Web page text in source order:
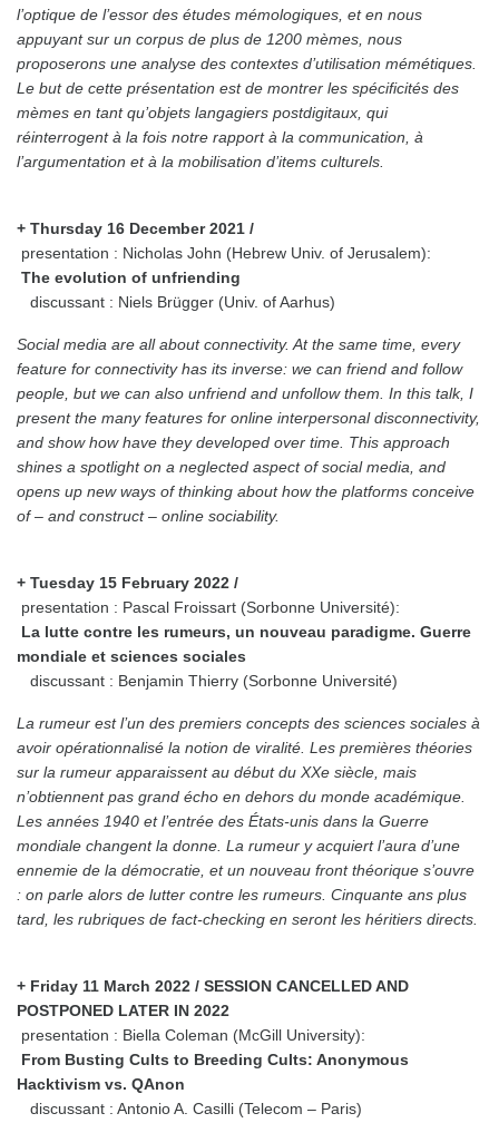
l’optique de l’essor des études mémologiques, et en nous
appuyant sur un corpus de plus de 1200 mèmes, nous
proposerons une analyse des contextes d’utilisation mémétiques.
Le but de cette présentation est de montrer les spécificités des
mèmes en tant qu’objets langagiers postdigitaux, qui
réinterrogent à la fois notre rapport à la communication, à
l’argumentation et à la mobilisation d’items culturels.
+ Thursday 16 December 2021 /
presentation : Nicholas John (Hebrew Univ. of Jerusalem):
The evolution of unfriending
discussant : Niels Brügger (Univ. of Aarhus)
Social media are all about connectivity. At the same time, every
feature for connectivity has its inverse: we can friend and follow
people, but we can also unfriend and unfollow them. In this talk, I
present the many features for online interpersonal disconnectivity,
and show how have they developed over time. This approach
shines a spotlight on a neglected aspect of social media, and
opens up new ways of thinking about how the platforms conceive
of – and construct – online sociability.
+ Tuesday 15 February 2022 /
presentation : Pascal Froissart (Sorbonne Université):
La lutte contre les rumeurs, un nouveau paradigme. Guerre
mondiale et sciences sociales
discussant : Benjamin Thierry (Sorbonne Université)
La rumeur est l’un des premiers concepts des sciences sociales à
avoir opérationnalisé la notion de viralité. Les premières théories
sur la rumeur apparaissent au début du XXe siècle, mais
n’obtiennent pas grand écho en dehors du monde académique.
Les années 1940 et l’entrée des États-unis dans la Guerre
mondiale changent la donne. La rumeur y acquiert l’aura d’une
ennemie de la démocratie, et un nouveau front théorique s’ouvre
: on parle alors de lutter contre les rumeurs. Cinquante ans plus
tard, les rubriques de fact-checking en seront les héritiers directs.
+ Friday 11 March 2022 / SESSION CANCELLED AND
POSTPONED LATER IN 2022
presentation : Biella Coleman (McGill University):
From Busting Cults to Breeding Cults: Anonymous
Hacktivism vs. QAnon
discussant : Antonio A. Casilli (Telecom – Paris)